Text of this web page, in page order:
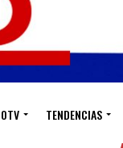
TENDENCIAS